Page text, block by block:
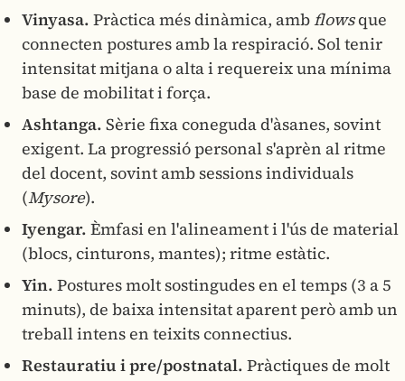
Vinyasa. Pràctica més dinàmica, ambflowsque
connecten postures amb la respiració. Sol tenir
intensitat mitjana o alta i requereix una mínima
base de mobilitat i força.
Ashtanga. Sèrie fixa coneguda d'àsanes, sovint
exigent. La progressió personal s'aprèn al ritme
del docent, sovint amb sessions individuals
(Mysore).
Iyengar. Èmfasi en l'alineament i l'ús de material
(blocs, cinturons, mantes); ritme estàtic.
Yin. Postures molt sostingudes en el temps (3 a 5
minuts), de baixa intensitat aparent però amb un
treball intens en teixits connectius.
Restauratiu i pre/postnatal. Pràctiques de molt